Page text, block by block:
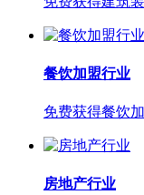
餐饮加盟行业
免费获得餐饮
房地产行业